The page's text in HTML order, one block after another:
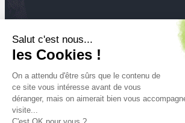
Salut c'est nous...
les Cookies !
On a attendu d'être sûrs que le contenu de
ce site vous intéresse avant de vous
déranger, mais on aimerait bien vous
visite...